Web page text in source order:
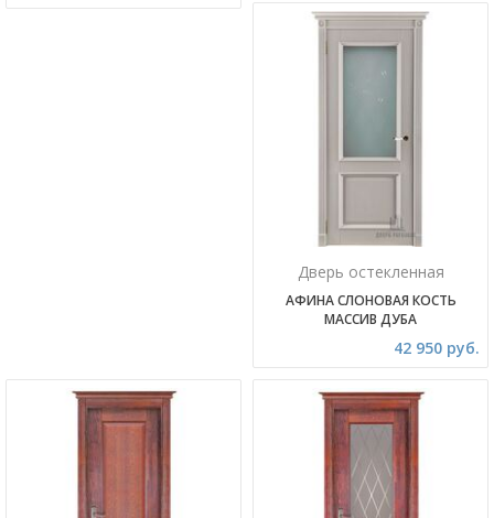
Дверь остекленная
АФИНА СЛОНОВАЯ КОСТЬ
МАССИВ ДУБА
42 950 руб.